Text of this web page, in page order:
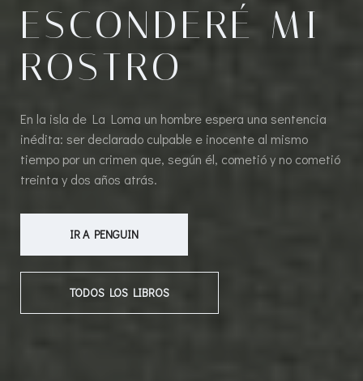
ESCONDERÉ MI
ROSTRO
En la isla de La Loma un hombre espera una sentencia
inédita: ser declarado culpable e inocente al mismo
tiempo por un crimen que, según él, cometió y no cometió
treinta y dos años atrás.
IR A PENGUIN
TODOS LOS LIBROS